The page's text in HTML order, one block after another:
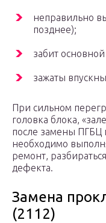
неправильно
позднее);
забит
зажаты
При сильном
головка блока,
после замены ПГБЦ
необходимо
ремонт,
дефекта.
Замена
(2112)